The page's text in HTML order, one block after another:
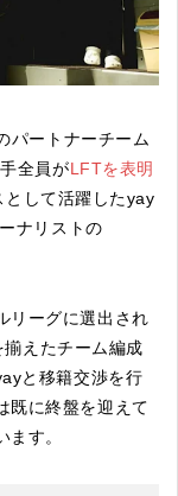
パートナーチーム
全員がLFTを表明
として活躍したyay
ナリストの
リーグに選出され
えたチーム編成
と移籍交渉を行
既に終盤を迎えて
す。